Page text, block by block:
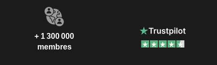
+ 1 300 000
membres